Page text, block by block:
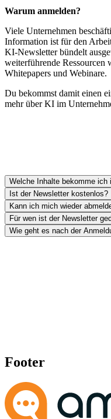
Warum anmelden?
Viele Unternehmen
Information ist für den
KI-Newsletter bündelt
weiterführende Ressourcen
Whitepapers und Webinare.
Du bekommst damit einen
mehr über KI im
Welche Inhalte bekomme ich
Ist der Newsletter kostenlos?
Kann ich mich wieder
Für wen ist der Newsletter
Wie geht es nach der
Footer